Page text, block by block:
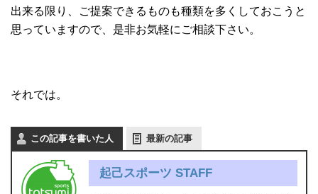
出来る限り、ご提案できるものも種類を多くしておこうと
思っていますので、是非お気軽にご相談下さい。
それでは。
この記事を書いた人 最新の記事
起己スポーツ STAFF